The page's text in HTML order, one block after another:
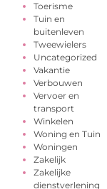
Toerisme
Tuin en
buitenleven
Tweewielers
Uncategorized
Vakantie
Verbouwen
Vervoer en
transport
Winkelen
Woning en Tuin
Woningen
Zakelijk
Zakelijke
dienstverlening